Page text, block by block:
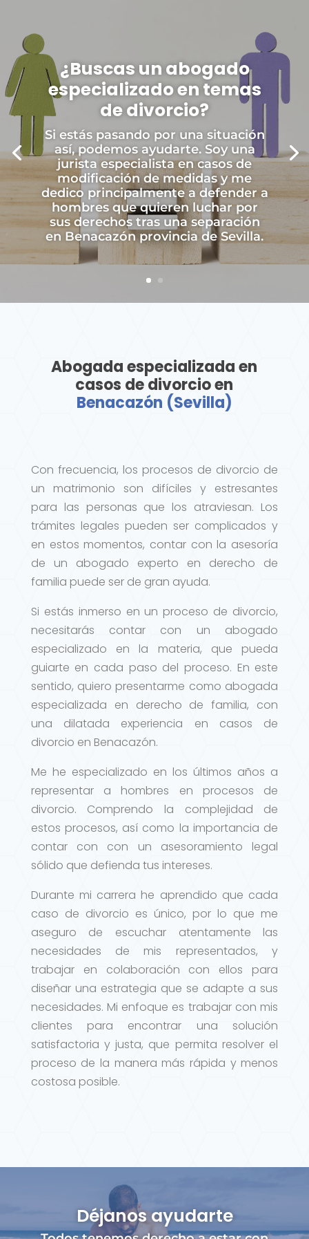
¿Buscas un abogado
especializado en temas
de divorcio?
Si estás pasando por una situación
así, podemos ayudarte. Soy una
jurista especialista en casos de
modificación de medidas y me
dedico principalmente a defender a
hombres que quieren luchar por
sus derechos tras una separación
en Benacazón provincia de Sevilla.
Abogada especializada en
casos de divorcio en
Benacazón (Sevilla)
Con frecuencia, los procesos de divorcio de
un matrimonio son difíciles y estresantes
para las personas que los atraviesan. Los
trámites legales pueden ser complicados y
en estos momentos, contar con la asesoría
de un abogado experto en derecho de
familia puede ser de gran ayuda.
Si estás inmerso en un proceso de divorcio,
necesitarás contar con un abogado
especializado en la materia, que pueda
guiarte en cada paso del proceso. En este
sentido, quiero presentarme como abogada
especializada en derecho de familia, con
una dilatada experiencia en casos de
divorcio en Benacazón.
Me he especializado en los últimos años a
representar a hombres en procesos de
divorcio. Comprendo la complejidad de
estos procesos, así como la importancia de
contar con con un asesoramiento legal
sólido que defienda tus intereses.
Durante mi carrera he aprendido que cada
caso de divorcio es único, por lo que me
aseguro de escuchar atentamente las
necesidades de mis representados, y
trabajar en colaboración con ellos para
diseñar una estrategia que se adapte a sus
necesidades. Mi enfoque es trabajar con mis
clientes para encontrar una solución
satisfactoria y justa, que permita resolver el
proceso de la manera más rápida y menos
costosa posible.
Déjanos ayudarte